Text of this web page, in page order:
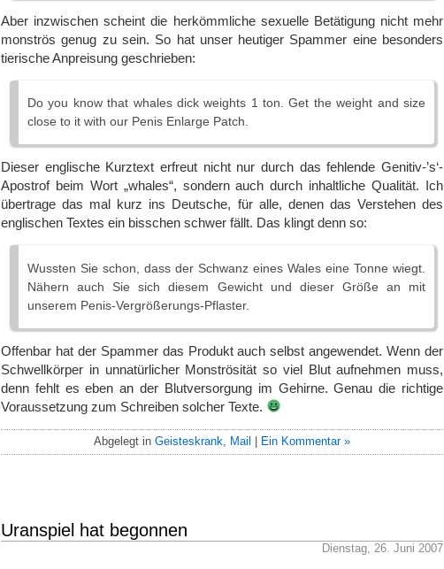
Aber inzwischen scheint die herkömmliche sexuelle Betätigung nicht mehr
monströs genug zu sein. So hat unser heutiger Spammer eine besonders
tierische Anpreisung geschrieben:
Do you know that whales dick weights 1 ton. Get the weight and size
close to it with our Penis Enlarge Patch.
Dieser englische Kurztext erfreut nicht nur durch das fehlende Genitiv-’s‘-
Apostrof beim Wort „whales“, sondern auch durch inhaltliche Qualität. Ich
übertrage das mal kurz ins Deutsche, für alle, denen das Verstehen des
englischen Textes ein bisschen schwer fällt. Das klingt denn so:
Wussten Sie schon, dass der Schwanz eines Wales eine Tonne wiegt.
Nähern auch Sie sich diesem Gewicht und dieser Größe an mit
unserem Penis-Vergrößerungs-Pflaster.
Offenbar hat der Spammer das Produkt auch selbst angewendet. Wenn der
Schwellkörper in unnatürlicher Monströsität so viel Blut aufnehmen muss,
denn fehlt es eben an der Blutversorgung im Gehirne. Genau die richtige
Voraussetzung zum Schreiben solcher Texte.
Abgelegt in Geisteskrank, Mail Ein Kommentar »
Uranspiel hat begonnen
Dienstag, 26. Juni 2007